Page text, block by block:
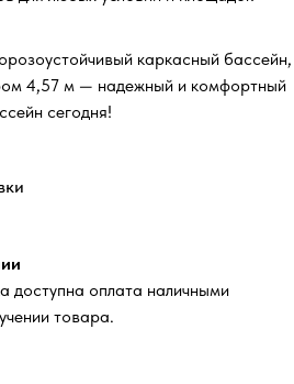
каркасный бассейн,
4,57 м — надежный и комфортный
сегодня!
доступна оплата наличными
товара.